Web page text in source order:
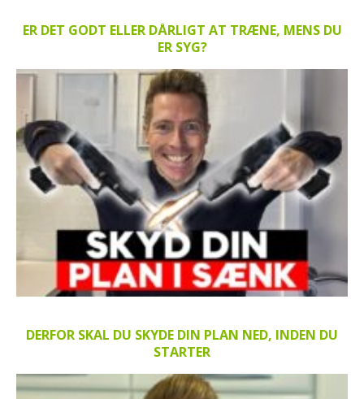
ER DET GODT ELLER DÅRLIGT AT TRÆNE, MENS DU
ER SYG?
DERFOR SKAL DU SKYDE DIN PLAN NED, INDEN DU
STARTER